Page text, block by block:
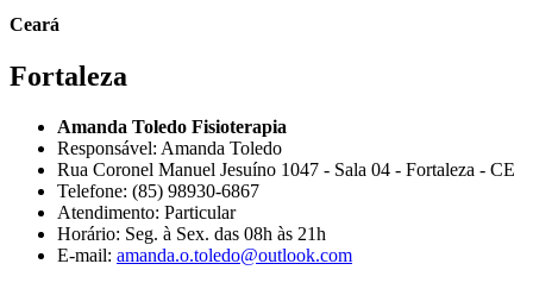
Ceará
Fortaleza
Amanda Toledo Fisioterapia
Responsável: Amanda Toledo
Rua Coronel Manuel Jesuíno 1047 - Sala 04 - Fortaleza - CE
Telefone: (85) 98930-6867
Atendimento: Particular
Horário: Seg. à Sex. das 08h às 21h
E-mail: amanda.o.toledo@outlook.com